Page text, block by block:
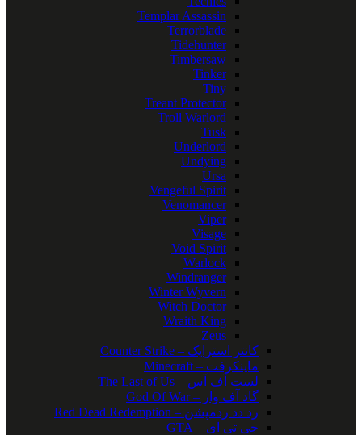
Templar Assassin
Terrorblade
Tidehunter
Timbersaw
Tinker
Tiny
Treant Protector
Troll Warlord
Tusk
Underlord
Undying
Ursa
Vengeful Spirit
Venomancer
Viper
Visage
Void Spirit
Warlock
Windranger
Winter Wyvern
Witch Doctor
Wraith King
Zeus
کانتر استرایک – Counter Strike
ماینکرفت – Minecraft
لست آف آس – The Last of Us
گاد آف وار – God Of War
رد دد ردمپشن – Red Dead Redemption
جی تی ای – GTA